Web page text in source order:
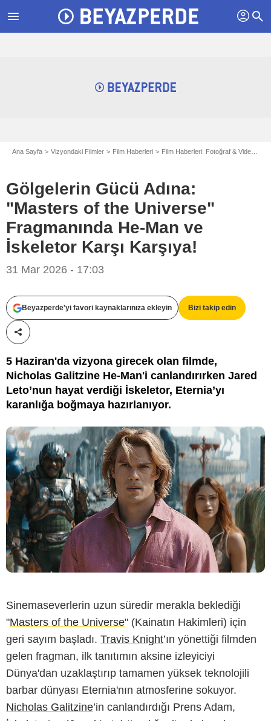
menu profil search
Ana Sayfa Vizyondaki Filmler Film Haberleri Film Haberleri: Fotoğraf & Videolar
Gölgelerin Gücü Adına:
"Masters of the Universe"
Fragmanında He-Man ve
İskeletor Karşı Karşıya!
31 Mar 2026 - 17:03
Beyazperde'yi favori kaynaklarınıza ekleyin Bizi takip edin
Paylaş!
5 Haziran'da vizyona girecek olan filmde,
Nicholas Galitzine He-Man'i canlandırırken Jared
Leto’nun hayat verdiği İskeletor, Eternia’yı
karanlığa boğmaya hazırlanıyor.
Sinemaseverlerin uzun süredir merakla beklediği
"Masters of the Universe" (Kainatın Hakimleri) için
geri sayım başladı. Travis Knight’ın yönettiği filmden
gelen fragman, ilk tanıtımın aksine izleyiciyi
Dünya'dan uzaklaştırıp tamamen yüksek teknolojili
barbar dünyası Eternia'nın atmosferine sokuyor.
Nicholas Galitzine’in canlandırdığı Prens Adam,